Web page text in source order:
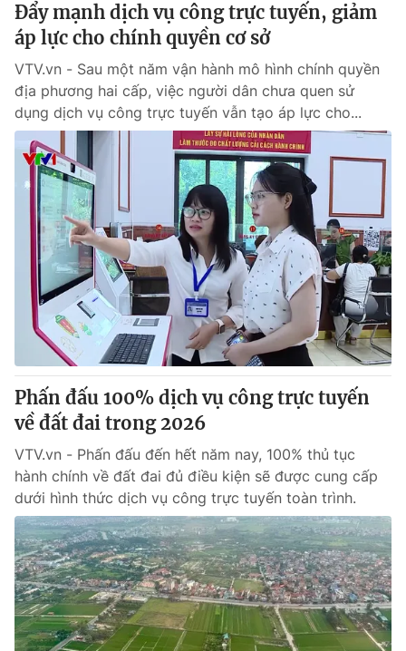
Góc doanh nghiệp
Truyền hình
Phim VTV
Hậu trường
Nhân vật
Khán giả
Giải sao mai
Giải trí
Điện ảnh
Âm nhạc
Sao
Đời sống
Du lịch
Làm đẹp
Chất lượng cuộc sống
Giáo dục
Tuyển sinh
Học trực tuyến
Công nghệ
Hitech Công nghệ tương lai
Sản phẩm
Thị trường
Tư vấn
Giao lưu trực tuyến
Lịch phát sóng
Chuyên mục khác
Emagazine Podcast
Photo Infographic
Video Shorts video
VTV Money VTV Thể thao
VTV Sức khoẻ Bất động sản
Đẩy mạnh dịch vụ công trực tuyến, giảm
áp lực cho chính quyền cơ sở
VTV.vn - Sau một năm vận hành mô hình chính quyền
địa phương hai cấp, việc người dân chưa quen sử
dụng dịch vụ công trực tuyến vẫn tạo áp lực cho...
Phấn đấu 100% dịch vụ công trực tuyến
về đất đai trong 2026
VTV.vn - Phấn đấu đến hết năm nay, 100% thủ tục
hành chính về đất đai đủ điều kiện sẽ được cung cấp
dưới hình thức dịch vụ công trực tuyến toàn trình.